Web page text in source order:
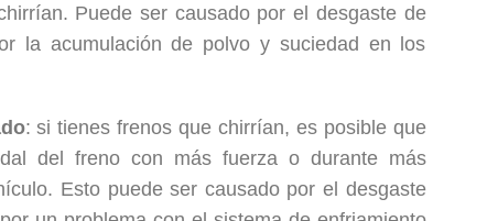
Puede ser causado por el desgaste de
la acumulación de polvo y suciedad en los
: si tienes frenos que chirrían, es posible que
del freno con más fuerza o durante más
Esto puede ser causado por el desgaste